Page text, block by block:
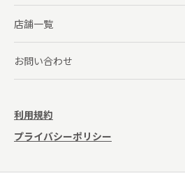
店舗一覧
お問い合わせ
利用規約
プライバシーポリシー